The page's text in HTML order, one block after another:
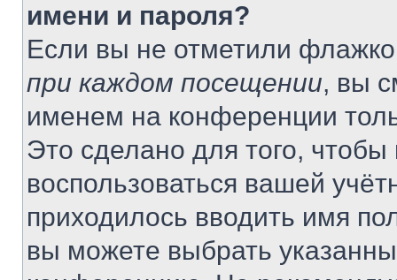
имени и пароля?
Если вы не отметили
при каждом посещении, вы
именем на конференции
Это сделано для того, чтобы
воспользоваться вашей
приходилось вводить имя
вы можете выбрать